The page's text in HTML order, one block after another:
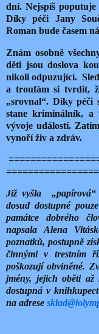
dní. Nejspíš poputuje
Díky péči Jany
Roman bude časem
Znám osobně
děti jsou doslova
nikoli odpuzující.
a troufám si tvrdit,
„srovnal“. Díky péči
stane kriminálník, a
vývoje událostí.
vynoří živ a zdráv.
Již vyšla
dosud dostupné
památce dobrého
napsala Alena
poznatků, postupně
činnými v trestním
poškozují obviněné.
jmény, jejich oběti
dostupná v
na adrese